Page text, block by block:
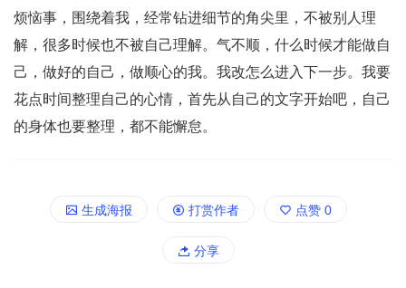
烦恼事，围绕着我，经常钻进细节的角尖里，不被别人理
解，很多时候也不被自己理解。气不顺，什么时候才能做自
己，做好的自己，做顺心的我。我改怎么进入下一步。我要
花点时间整理自己的心情，首先从自己的文字开始吧，自己
的身体也要整理，都不能懈怠。
生成海报 打赏作者 点赞 0
分享